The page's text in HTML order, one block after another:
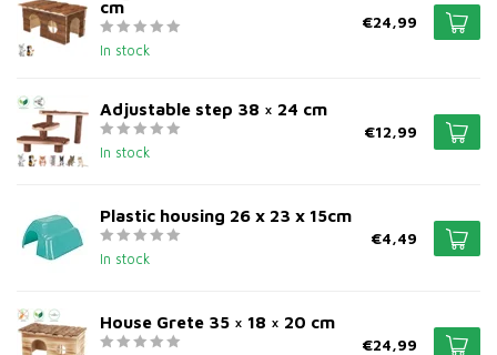
cm
In stock
€24,99
Adjustable step 38 × 24 cm
In stock
€12,99
Plastic housing 26 x 23 x 15cm
In stock
€4,49
House Grete 35 × 18 × 20 cm
€24,99